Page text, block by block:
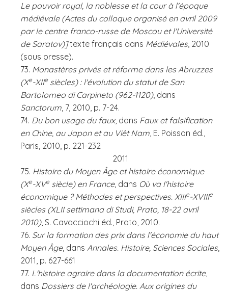
Le pouvoir royal, la noblesse et la cour à l'époque
médiévale (Actes du colloque organisé en avril 2009
par le centre franco-russe de Moscou et l'Université
de Saratov)]texte français dans Médiévales, 2010
(sous presse).
73. Monastères privés et réforme dans les Abruzzes
(Xe-XIIe siècles) : l'évolution du statut de San
Bartolomeo di Carpineto (962-1120), dans
Sanctorum, 7, 2010, p. 7-24.
74. Du bon usage du faux, dans Faux et falsification
en Chine, au Japon et au Viêt Nam, E. Poisson éd.,
Paris, 2010, p. 221-232
2011
75. Histoire du Moyen Âge et histoire économique
(Xe-XVe siècle) en France, dans Où va l'histoire
économique ? Méthodes et perspectives. XIIIe-XVIIIe
siècles (XLII settimana di Studi, Prato, 18-22 avril
2010), S. Cavacciochi éd., Prato, 2010.
76. Sur la formation des prix dans l'économie du haut
Moyen Âge, dans Annales. Histoire, Sciences Sociales,
2011, p. 627-661
77. L'histoire agraire dans la documentation écrite,
dans Dossiers de l'archéologie. Aux origines du